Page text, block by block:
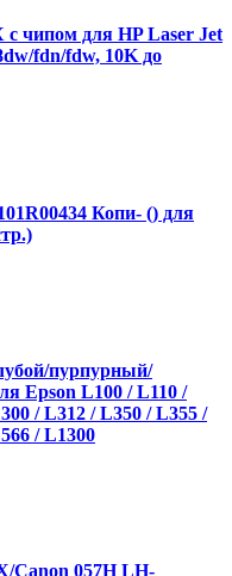
чипом для HP Laser Jet
fdn/fdw, 10K до
Копи- () для
пурпурный/
Epson L100 / L110 /
/ L312 / L350 / L355 /
/ L1300
Canon 057H LH-